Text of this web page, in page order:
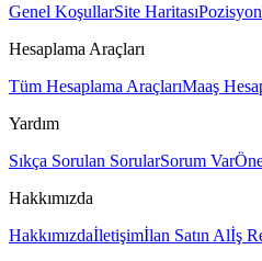
Genel KoşullarSite Haritası
Hesaplama Araçları
Tüm Hesaplama AraçlarıMaaş
Yardım
Sıkça Sorulan SorularSorum Var
Hakkımızda
Hakkımızdaİletişimİlan Satın Alİş